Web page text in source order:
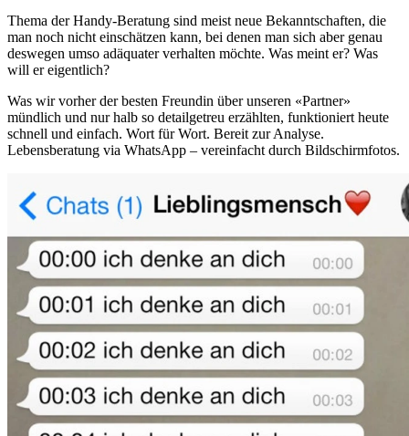
Thema der Handy-Beratung sind meist neue Bekanntschaften, die
man noch nicht einschätzen kann, bei denen man sich aber genau
deswegen umso adäquater verhalten möchte. Was meint er? Was
will er eigentlich?
Was wir vorher der besten Freundin über unseren «Partner»
mündlich und nur halb so detailgetreu erzählten, funktioniert heute
schnell und einfach. Wort für Wort. Bereit zur Analyse.
Lebensberatung via WhatsApp – vereinfacht durch Bildschirmfotos.